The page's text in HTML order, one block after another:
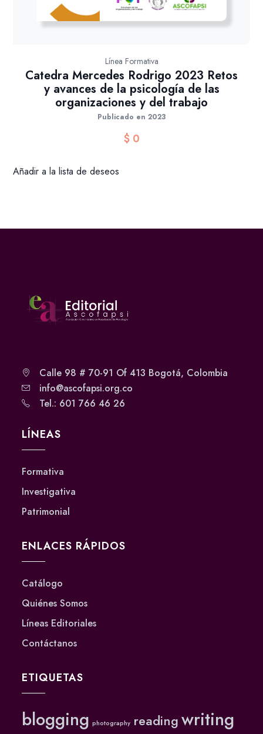
Línea Formativa
Catedra Mercedes Rodrigo 2023 Retos
y avances de la psicología de las
organizaciones y del trabajo
Publicado en 2023
$0
Añadir a la lista de deseos
Calle 98 # 70-91 Of 413 Bogotá, Colombia
info@ascofapsi.org.co
Tel.: 601 766 46 26
LÍNEAS
Formativa
Investigativa
Patrimonial
ENLACES RÁPIDOS
Catálogo
Quiénes Somos
Líneas Editoriales
Contáctanos
ETIQUETAS
blogging photography reading writing